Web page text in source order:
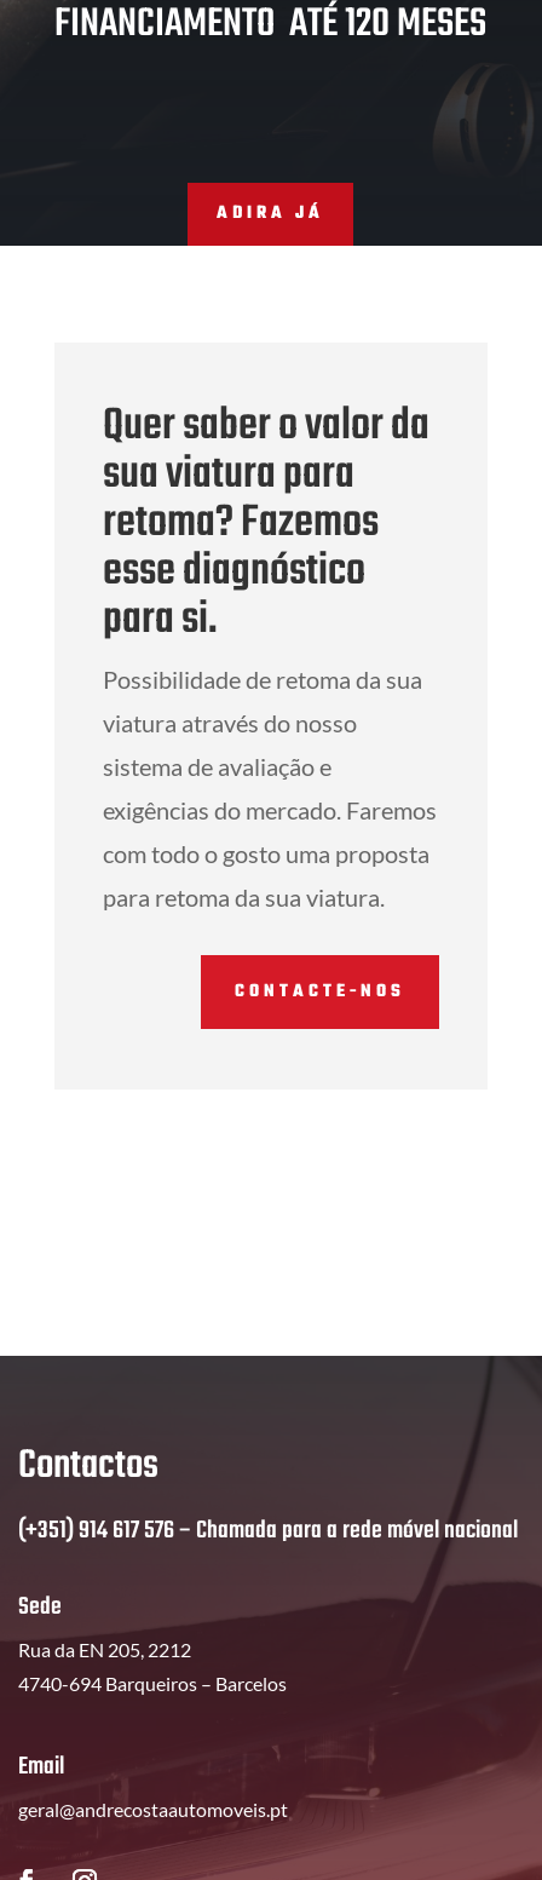
FINANCIAMENTO ATÉ 120 MESES
ADIRA JÁ
Quer saber o valor da
sua viatura para
retoma? Fazemos
esse diagnóstico
para si.
Possibilidade de retoma da sua
viatura através do nosso
sistema de avaliação e
exigências do mercado. Faremos
com todo o gosto uma proposta
para retoma da sua viatura.
CONTACTE-NOS
Contactos
(+351) 914 617 576 – Chamada para a rede móvel nacional
Sede
Rua da EN 205, 2212
4740-694 Barqueiros – Barcelos
Email
geral@andrecostaautomoveis.pt